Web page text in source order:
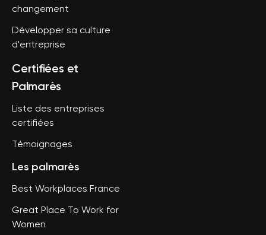
changement
Développer sa culture
d'entreprise
Certifiées et
Palmarès
Liste des entreprises
certifiées
Témoignages
Les palmarès
Best Workplaces France
Great Place To Work for
Women